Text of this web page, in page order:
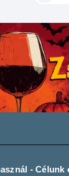
- Célunk